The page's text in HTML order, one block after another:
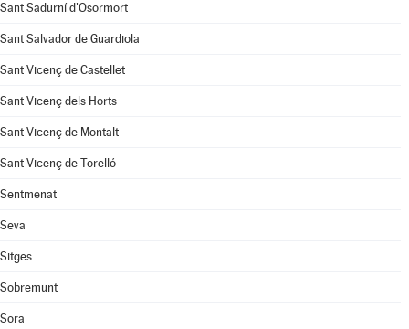
Sant Sadurní d'Osormort
Sant Salvador de Guardiola
Sant Vicenç de Castellet
Sant Vicenç dels Horts
Sant Vicenç de Montalt
Sant Vicenç de Torelló
Sentmenat
Seva
Sitges
Sobremunt
Sora